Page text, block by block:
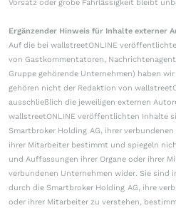
Vorsatz oder grobe Fahrlässigkeit bleibt
Ergänzender Hinweis für Inhalte externer
Auf die bei wallstreetONLINE
von Gastkommentatoren,
Gruppe gehörende Unternehmen) haben
gehören nicht der Redaktion von
ausschließlich die jeweiligen externen
wallstreetONLINE veröffentlichten Inhalte
Smartbroker Holding AG, ihrer
ihrer Mitarbeiter bestimmt und spiegeln
und Auffassungen ihrer Organe oder ihrer
verbundenen Unternehmen wider. Sie sind
durch die Smartbroker Holding AG, ihre
oder ihrer Mitarbeiter zu verstehen,